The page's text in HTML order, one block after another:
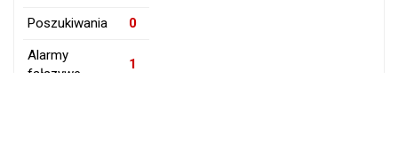
Poszukiwania
0
Alarmy
fałszywe
1